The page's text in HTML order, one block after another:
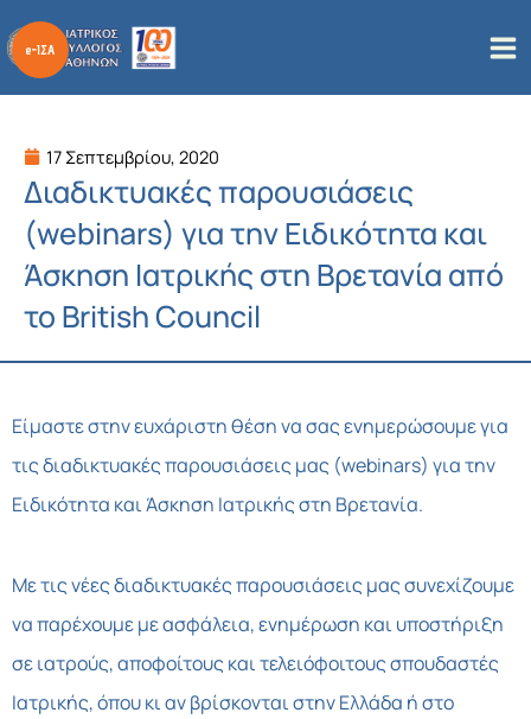
στο
περιεχόμενο
17 Σεπτεμβρίου, 2020
Διαδικτυακές παρουσιάσεις
(webinars) για την Ειδικότητα και
Άσκηση Ιατρικής στη Βρετανία από
το British Council
Είμαστε στην ευχάριστη θέση να σας ενημερώσουμε για
τις διαδικτυακές παρουσιάσεις μας (webinars) για την
Ειδικότητα και Άσκηση Ιατρικής στη Βρετανία.
Με τις νέες διαδικτυακές παρουσιάσεις μας συνεχίζουμε
να παρέχουμε με ασφάλεια, ενημέρωση και υποστήριξη
σε ιατρούς, αποφοίτους και τελειόφοιτους σπουδαστές
Ιατρικής, όπου κι αν βρίσκονται στην Ελλάδα ή στο